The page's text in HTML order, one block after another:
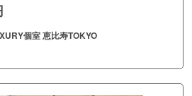
個室 恵比寿TOKYO